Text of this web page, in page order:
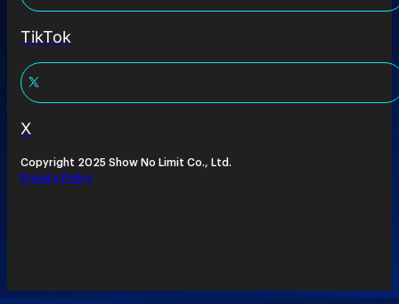
TikTok
X
Copyright 2025 Show No Limit Co., Ltd.
Privacy Policy